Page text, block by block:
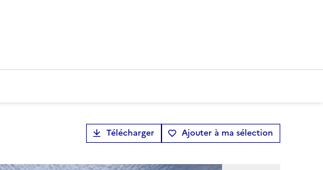
Télécharger Ajouter à ma sélection